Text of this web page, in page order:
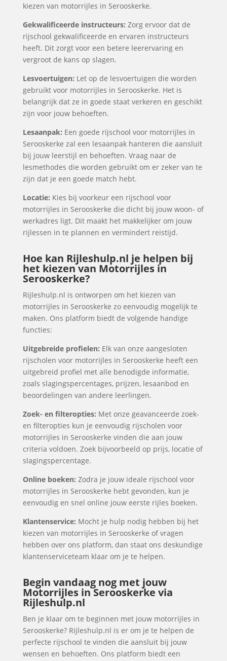
kiezen van motorrijles in Serooskerke.
Gekwalificeerde instructeurs: Zorg ervoor dat de
rijschool gekwalificeerde en ervaren instructeurs
heeft. Dit zorgt voor een betere leerervaring en
vergroot de kans op slagen.
Lesvoertuigen: Let op de lesvoertuigen die worden
gebruikt voor motorrijles in Serooskerke. Het is
belangrijk dat ze in goede staat verkeren en geschikt
zijn voor jouw behoeften.
Lesaanpak: Een goede rijschool voor motorrijles in
Serooskerke zal een lesaanpak hanteren die aansluit
bij jouw leerstijl en behoeften. Vraag naar de
lesmethodes die worden gebruikt om er zeker van te
zijn dat je een goede match hebt.
Locatie: Kies bij voorkeur een rijschool voor
motorrijles in Serooskerke die dicht bij jouw woon- of
werkadres ligt. Dit maakt het makkelijker om jouw
rijlessen in te plannen en vermindert reistijd.
Hoe kan Rijleshulp.nl je helpen bij
het kiezen van Motorrijles in
Serooskerke?
Rijleshulp.nl is ontworpen om het kiezen van
motorrijles in Serooskerke zo eenvoudig mogelijk te
maken. Ons platform biedt de volgende handige
functies:
Uitgebreide profielen: Elk van onze aangesloten
rijscholen voor motorrijles in Serooskerke heeft een
uitgebreid profiel met alle benodigde informatie,
zoals slagingspercentages, prijzen, lesaanbod en
beoordelingen van andere leerlingen.
Zoek- en filteropties: Met onze geavanceerde zoek-
en filteropties kun je eenvoudig rijscholen voor
motorrijles in Serooskerke vinden die aan jouw
criteria voldoen. Zoek bijvoorbeeld op prijs, locatie of
slagingspercentage.
Online boeken: Zodra je jouw ideale rijschool voor
motorrijles in Serooskerke hebt gevonden, kun je
eenvoudig en snel online jouw eerste rijles boeken.
Klantenservice: Mocht je hulp nodig hebben bij het
kiezen van motorrijles in Serooskerke of vragen
hebben over ons platform, dan staat ons deskundige
klantenserviceteam klaar om je te helpen.
Begin vandaag nog met jouw
Motorrijles in Serooskerke via
Rijleshulp.nl
Ben je klaar om te beginnen met jouw motorrijles in
Serooskerke? Rijleshulp.nl is er om je te helpen de
perfecte rijschool te vinden die aansluit bij jouw
wensen en behoeften. Ons platform biedt een